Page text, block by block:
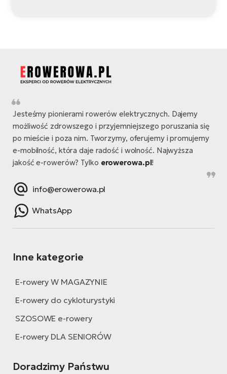
Jesteśmy pionierami rowerów elektrycznych. Dajemy
możliwość zdrowszego i przyjemniejszego poruszania się
po mieście i poza nim. Tworzymy, oferujemy i promujemy
e-mobilność, która daje radość i wolność. Najwyższa
jakość e-rowerów? Tylko erowerowa.pl!
info@erowerowa.pl
WhatsApp
Inne kategorie
E-rowery W MAGAZYNIE
E-rowery do cykloturystyki
SZOSOWE e-rowery
E-rowery DLA SENIORÓW
Doradzimy Państwu